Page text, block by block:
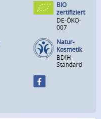
BIO
zertifiziert
DE-ÖKO-
007
Natur-
Kosmetik
BDIH-
Standard